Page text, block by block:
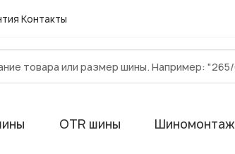
Контакты
OTR шины Шиномонтаж